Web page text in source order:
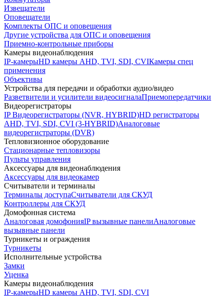
Извещатели
Оповещатели
Комплекты ОПС и оповещения
Другие устройства для ОПС и оповещения
Приемно-контрольные приборы
Камеры видеонаблюдения
IP-камерыHD камеры AHD, TVI, SDI, CVIКамеры спец
применения
Объективы
Устройства для передачи и обработки аудио/видео
Разветвители и усилители видеосигналаПриемопередатчики
Видеорегистраторы
IP Видеорегистраторы (NVR, HYBRID)HD регистраторы
AHD, TVI, SDI, CVI (3-HYBRID)Аналоговые
видеорегистраторы (DVR)
Тепловизионное оборудование
Стационарные тепловизоры
Пульты управления
Аксессуары для видеонаблюдения
Аксессуары для видеокамер
Считыватели и терминалы
Терминалы доступаСчитыватели для СКУД
Контроллеры для СКУД
Домофонная система
Аналоговая домофонияIP вызывные панелиАналоговые
вызывные панели
Турникеты и ограждения
Турникеты
Исполнительные устройства
Замки
Уценка
Камеры видеонаблюдения
IP-камерыHD камеры AHD, TVI, SDI, CVI